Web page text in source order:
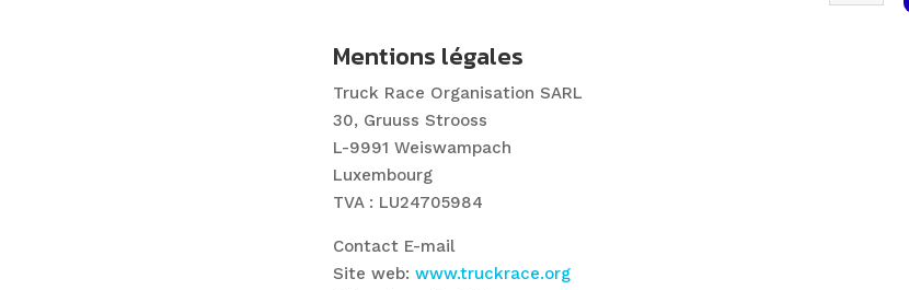
Mentions légales
Truck Race Organisation SARL
30, Gruuss Strooss
L-9991 Weiswampach
Luxembourg
TVA : LU24705984
Contact E-mail
Site web: www.truckrace.org